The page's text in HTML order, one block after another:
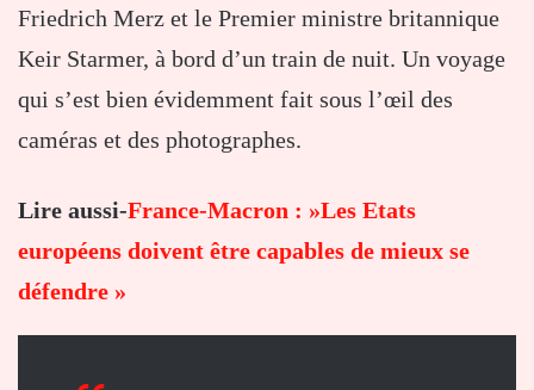
Friedrich Merz et le Premier ministre britannique
Keir Starmer, à bord d’un train de nuit. Un voyage
qui s’est bien évidemment fait sous l’œil des
caméras et des photographes.
Lire aussi-France-Macron : »Les Etats
européens doivent être capables de mieux se
défendre »